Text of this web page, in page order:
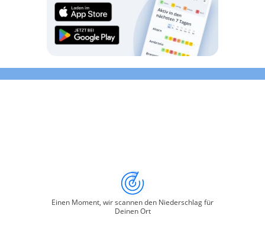
Einen Moment, wir scannen den Niederschlag für
Deinen Ort